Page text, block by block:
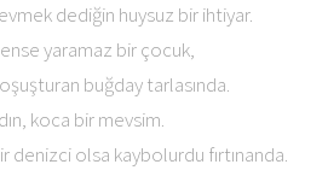
dediğin huysuz bir ihtiyar.
yaramaz bir çocuk,
buğday tarlasında.
koca bir mevsim.
denizci olsa kaybolurdu fırtınanda.